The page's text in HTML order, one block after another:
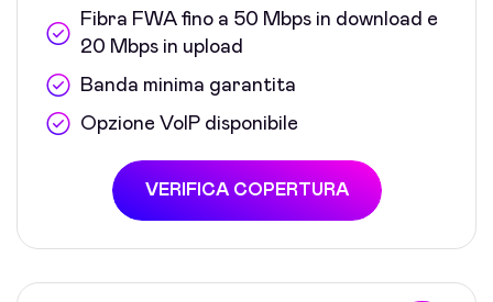
Fibra FWA fino a 50 Mbps in download e
20 Mbps in upload
Banda minima garantita
Opzione VoIP disponibile
VERIFICA COPERTURA